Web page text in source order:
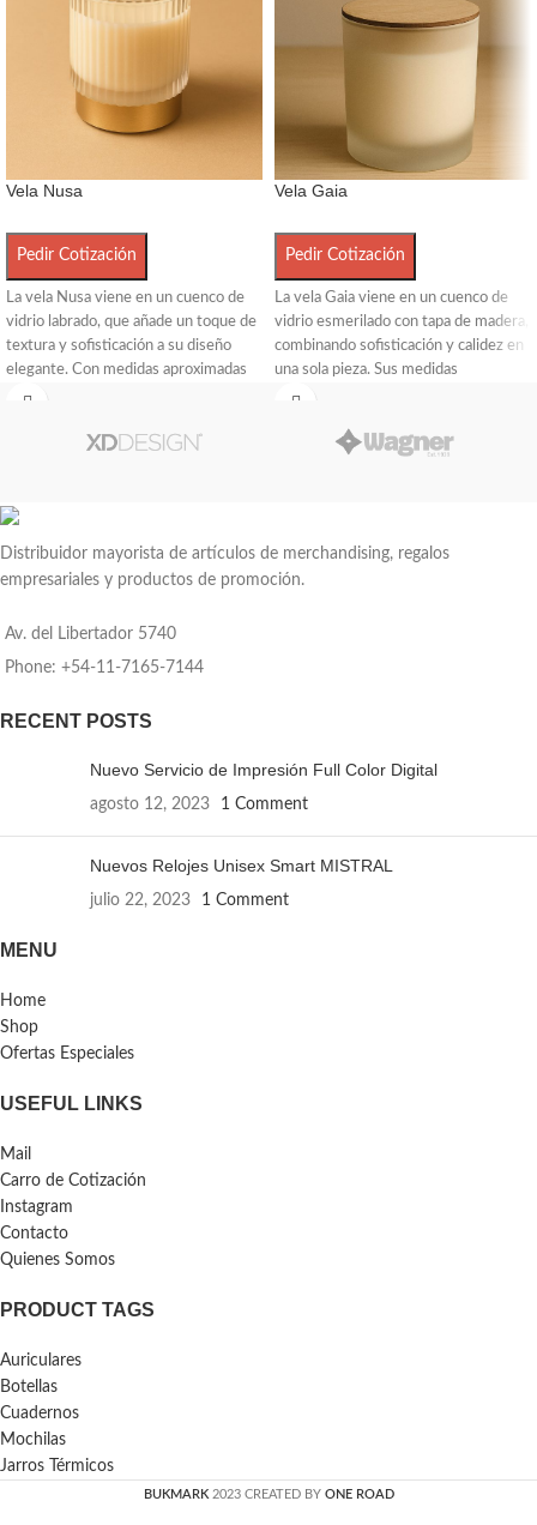
Vela Nusa
Pedir Cotización
La vela Nusa viene en un cuenco de
vidrio labrado, que añade un toque de
textura y sofisticación a su diseño
elegante. Con medidas aproximadas
de 6.3 cm de diámetro y 8 cm de alto,
la convierten en una opción ideal para
limpia y duradera, mientras su
con suavidad y elegancia. Aromas:
Flores Silvestres, Aromas de la
un film termosellado que protege y
conserva la vela junto con una
Vela Gaia
Pedir Cotización
La vela Gaia viene en un cuenco de
vidrio esmerilado con tapa de madera,
combinando sofisticación y calidez en
una sola pieza. Sus medidas
aproximadas son 8.5 cm de alto x 8.5
toque de serenidad a cualquier
elegancia. Aromas: Flores Silvestres,
Aromas de la Patagonia, Ámbar
Distribuidor mayorista de artículos de merchandising, regalos
empresariales y productos de promoción.
Av. del Libertador 5740
Phone: +54-11-7165-7144
RECENT POSTS
Nuevo Servicio de Impresión Full Color Digital
agosto 12, 2023 1 Comment
Nuevos Relojes Unisex Smart MISTRAL
julio 22, 2023 1 Comment
MENU
Home
Shop
Ofertas Especiales
USEFUL LINKS
Mail
Carro de Cotización
Instagram
Contacto
Quienes Somos
PRODUCT TAGS
Auriculares
Botellas
Cuadernos
Mochilas
Jarros Térmicos
BUKMARK 2023 CREATED BY ONE ROAD